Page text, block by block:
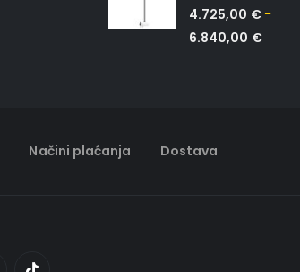
4.725,00 €–
6.840,00 €
Načini plaćanja Dostava